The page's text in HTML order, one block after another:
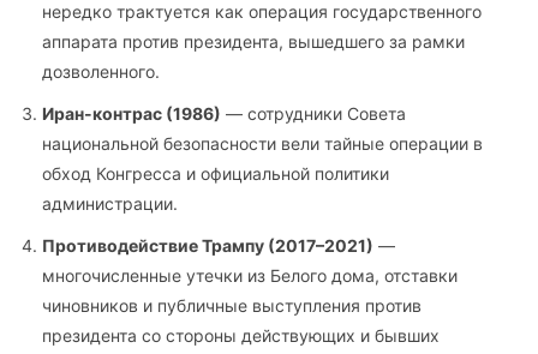
нередко трактуется как операция государственного
аппарата против президента, вышедшего за рамки
дозволенного.
Иран-контрас (1986) — сотрудники Совета
национальной безопасности вели тайные операции в
обход Конгресса и официальной политики
администрации.
Противодействие Трампу (2017–2021) —
многочисленные утечки из Белого дома, отставки
чиновников и публичные выступления против
президента со стороны действующих и бывших